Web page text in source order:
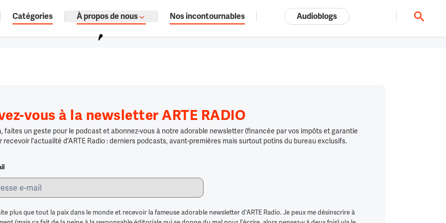
documentaires audio.
Tout l'univers ARTE.tv
Catégories À propos de nous Nos incontournables Audioblogs
vous à la newsletter ARTE RADIO
faites un geste pour le podcast et abonnez-vous à notre adorable newsletter (financée par vos impôts et garantie
recevoir l'actualité d'ARTE Radio : derniers podcasts, avant-premières mais surtout potins du bureau exclusifs.
plus que tout la paix dans le monde et recevoir la fameuse adorable newsletter d'ARTE Radio. Je peux me désinscrire à